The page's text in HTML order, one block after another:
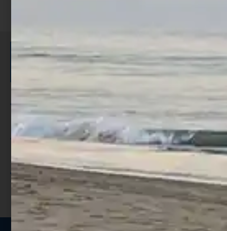
ISCRIVITI E RICEVI 3,50€ DI
SCONTO >
Per ogni acquisto accumuli ulteriori
punti;
Utilizza i punti per ricevere uno
I punti sono indicati nella pagina
prodotto;